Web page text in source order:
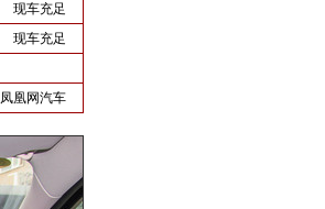
现车充足
现车充足
凤凰网汽车